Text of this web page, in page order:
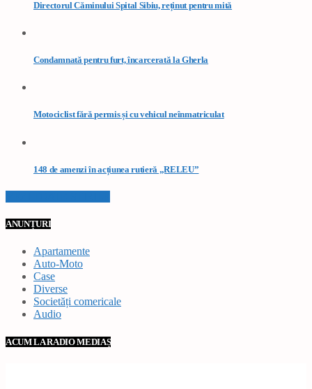
Directorul Căminului Spital Sibiu, reținut pentru mită
Condamnată pentru furt, încarcerată la Gherla
Motociclist fără permis și cu vehicul neînmatriculat
148 de amenzi în acțiunea rutieră „RELEU”
ANUNȚURI
Apartamente
Auto-Moto
Case
Diverse
Societăți comericale
Audio
ACUM LA RADIO MEDIAȘ